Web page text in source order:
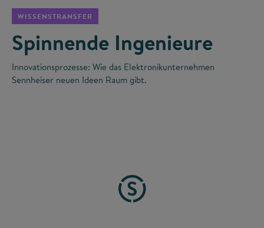
WISSENSTRANSFER
Spinnende Ingenieure
Innovationsprozesse: Wie das Elektronikunternehmen
Sennheiser neuen Ideen Raum gibt.